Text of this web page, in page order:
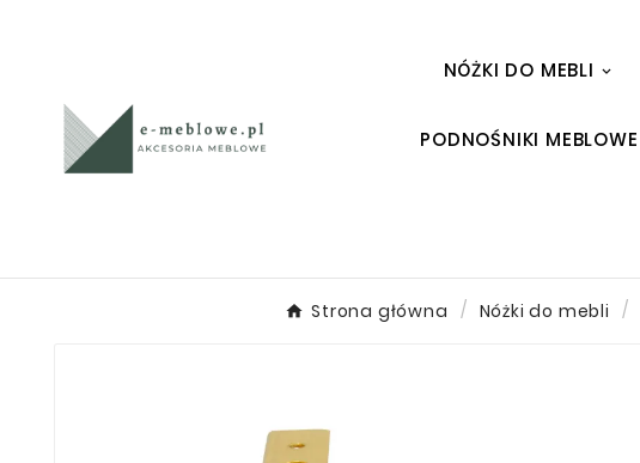
NÓŻKI DO MEBLI
PODNOŚNIKI MEBLOWE
Strona główna Nóżki do mebli